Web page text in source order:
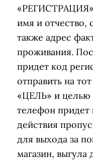
«РЕГИСТРАЦИЯ»
имя и отчество,
также адрес
проживания.
придет код
отправить на
«ЦЕЛЬ» и целью
телефон
действия
для выхода за
магазин,